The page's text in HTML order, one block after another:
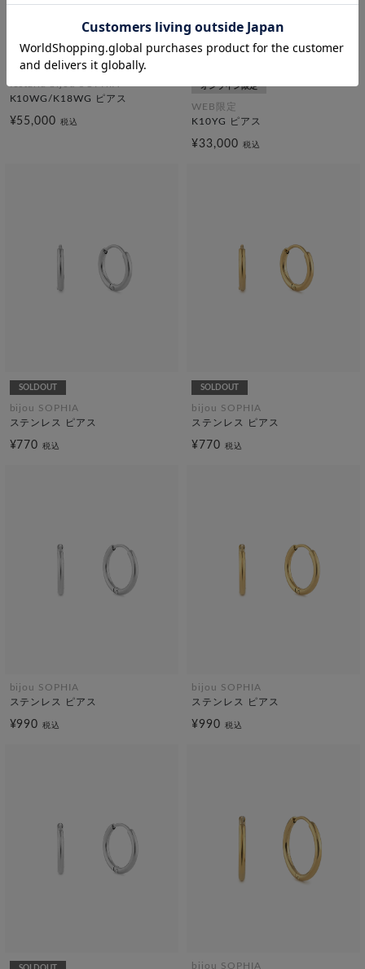
K10WG/K18WG ピアス
¥55,000税込
オンライン限定
WEB限定
K10YG ピアス
¥33,000 税込
SOLDOUT
bijou SOPHIA
ステンレス ピアス
¥770税込
SOLDOUT
bijou SOPHIA
ステンレス ピアス
¥770 税込
bijou SOPHIA
ステンレス ピアス
¥990税込
bijou SOPHIA
ステンレス ピアス
¥990 税込
bijou SOPHIA